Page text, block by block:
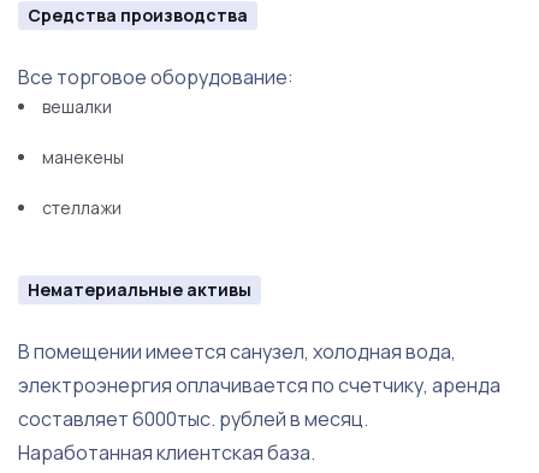
Средства производства
Все торговое оборудование:
вешалки
манекены
стеллажи
Нематериальные активы
В помещении имеется санузел, холодная вода,
электроэнергия оплачивается по счетчику, аренда
составляет 6000тыс. рублей в месяц.
Наработанная клиентская база.